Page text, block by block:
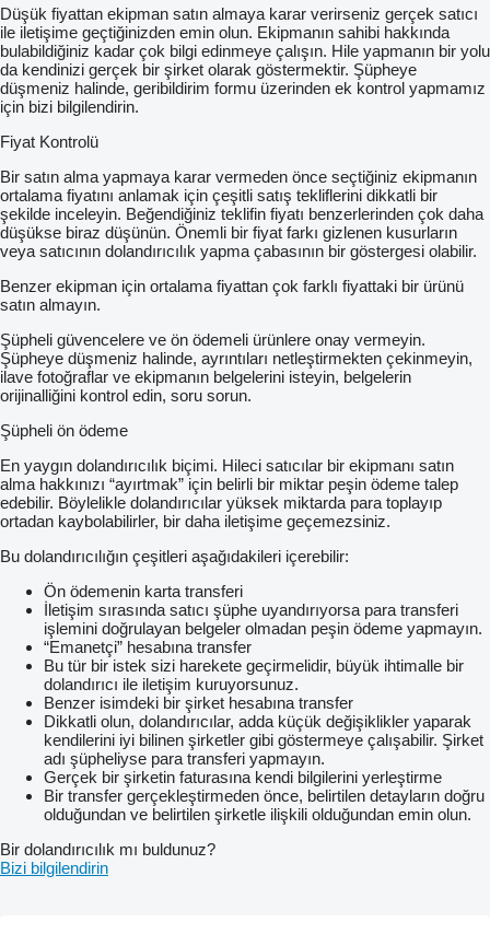
Düşük fiyattan ekipman satın almaya karar verirseniz gerçek satıcı
ile iletişime geçtiğinizden emin olun. Ekipmanın sahibi hakkında
bulabildiğiniz kadar çok bilgi edinmeye çalışın. Hile yapmanın bir yolu
da kendinizi gerçek bir şirket olarak göstermektir. Şüpheye
düşmeniz halinde, geribildirim formu üzerinden ek kontrol yapmamız
için bizi bilgilendirin.
Fiyat Kontrolü
Bir satın alma yapmaya karar vermeden önce seçtiğiniz ekipmanın
ortalama fiyatını anlamak için çeşitli satış tekliflerini dikkatli bir
şekilde inceleyin. Beğendiğiniz teklifin fiyatı benzerlerinden çok daha
düşükse biraz düşünün. Önemli bir fiyat farkı gizlenen kusurların
veya satıcının dolandırıcılık yapma çabasının bir göstergesi olabilir.
Benzer ekipman için ortalama fiyattan çok farklı fiyattaki bir ürünü
satın almayın.
Şüpheli güvencelere ve ön ödemeli ürünlere onay vermeyin.
Şüpheye düşmeniz halinde, ayrıntıları netleştirmekten çekinmeyin,
ilave fotoğraflar ve ekipmanın belgelerini isteyin, belgelerin
orijinalliğini kontrol edin, soru sorun.
Şüpheli ön ödeme
En yaygın dolandırıcılık biçimi. Hileci satıcılar bir ekipmanı satın
alma hakkınızı “ayırtmak” için belirli bir miktar peşin ödeme talep
edebilir. Böylelikle dolandırıcılar yüksek miktarda para toplayıp
ortadan kaybolabilirler, bir daha iletişime geçemezsiniz.
Bu dolandırıcılığın çeşitleri aşağıdakileri içerebilir:
Ön ödemenin karta transferi
İletişim sırasında satıcı şüphe uyandırıyorsa para transferi
işlemini doğrulayan belgeler olmadan peşin ödeme yapmayın.
“Emanetçi” hesabına transfer
Bu tür bir istek sizi harekete geçirmelidir, büyük ihtimalle bir
dolandırıcı ile iletişim kuruyorsunuz.
Benzer isimdeki bir şirket hesabına transfer
Dikkatli olun, dolandırıcılar, adda küçük değişiklikler yaparak
kendilerini iyi bilinen şirketler gibi göstermeye çalışabilir. Şirket
adı şüpheliyse para transferi yapmayın.
Gerçek bir şirketin faturasına kendi bilgilerini yerleştirme
Bir transfer gerçekleştirmeden önce, belirtilen detayların doğru
olduğundan ve belirtilen şirketle ilişkili olduğundan emin olun.
Bir dolandırıcılık mı buldunuz?
Bizi bilgilendirin